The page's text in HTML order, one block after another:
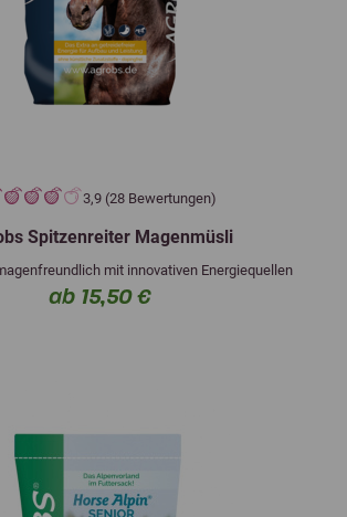
3,9 (28 Bewertungen)
Spitzenreiter Magenmüsli
mit innovativen Energiequellen
ab 15,50 €